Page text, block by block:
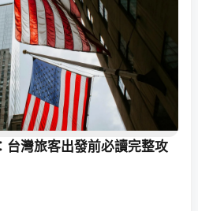
灣旅客出發前必讀完整攻